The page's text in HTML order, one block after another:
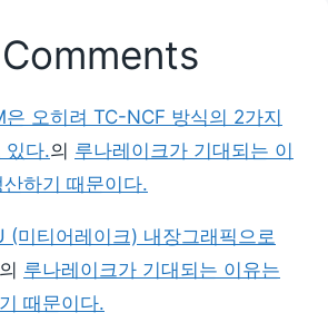
오히려 TC-NCF 방식의 2가지
있다.의 루나레이크가 기대되는 이
하기 때문이다.
(미티어레이크) 내장그래픽으로
의 루나레이크가 기대되는 이유는
때문이다.